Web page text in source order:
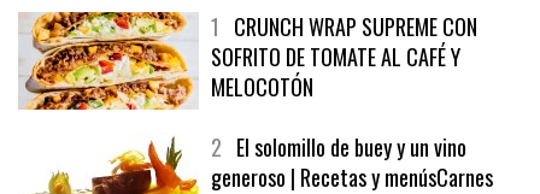
1 CRUNCH WRAP SUPREME CON
SOFRITO DE TOMATE AL CAFÉ Y
MELOCOTÓN
2 El solomillo de buey y un vino
generoso | Recetas y menúsCarnes